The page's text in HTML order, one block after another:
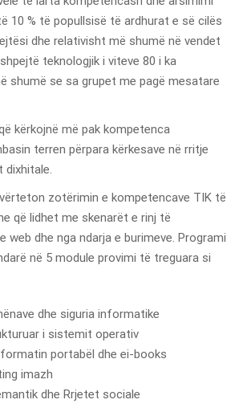
10 % të popullsisë të ardhurat e së cilës
dhe relativisht më shumë në vendet
teknologjik i viteve 80 i ka
shumë se sa grupet me pagë mesatare
kërkojnë më pak kompetenca
terren përpara kërkesave në rritje
dixhitale.
zotërimin e kompetencave TIK të
që lidhet me skenarët e rinj të
web dhe nga ndarja e burimeve. Programi
në 5 module provimi të treguara si
dhe siguria informatike
i sistemit operativ
portabël dhe ei-books
imazh
dhe Rrjetet sociale